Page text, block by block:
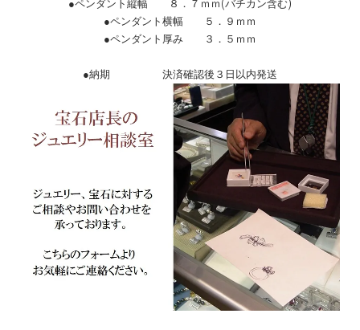
●ペンダント縦幅 ８．７ｍｍ(バチカン含む)
●ペンダント横幅 ５．９ｍｍ
●ペンダント厚み ３．５ｍｍ
●納期 決済確認後３日以内発送